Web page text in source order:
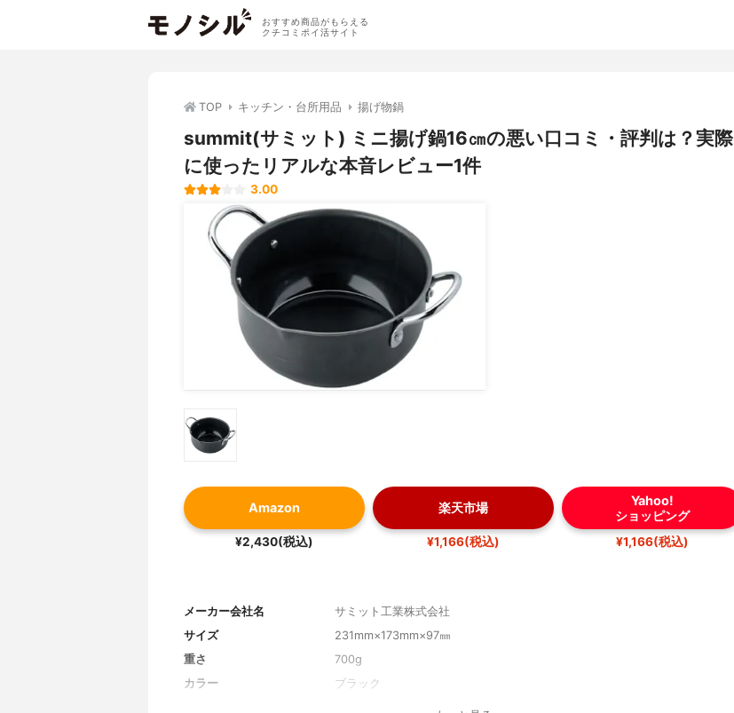
おすすめ商品がもらえる
クチコミポイ活サイト
TOP キッチン・台所用品 揚げ物鍋
summit(サミット) ミニ揚げ鍋16㎝の悪い口コミ・評判は？実際
に使ったリアルな本音レビュー1件
3.00
Amazon
¥2,430(税込)
楽天市場
¥1,166(税込)
Yahoo!
ショッピング
¥1,166(税込)
メーカー会社名
サミット工業株式会社
サイズ
231mm×173mm×97㎜
重さ
700g
カラー
ブラック